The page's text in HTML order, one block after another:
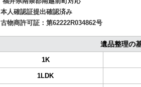
本人確認証提出確認済み
古物商許可証： 第62222R034862号
遺品整理の
1K
1LDK